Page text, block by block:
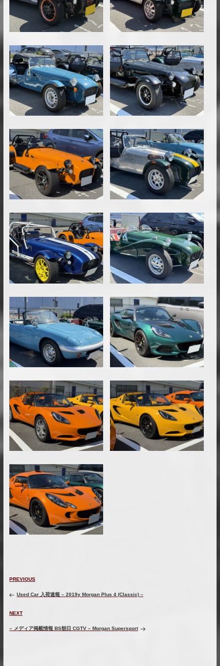
稿
ナ
ゲ
Previous
Post
PREVIOUS
Used Car 入荷速報 – 2019y Morgan Plus 4 (Classic) –
Next
Post
NEXT
– メディア掲載情報 BS朝日 CGTV – Morgan Supersport